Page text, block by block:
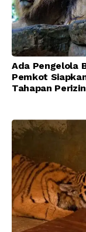
Ada Pengelola
Pemkot
Tahapan